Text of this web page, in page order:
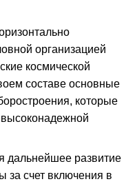
организацией
космической
составе основные
которые
дальнейшее развитие
за счет включения в